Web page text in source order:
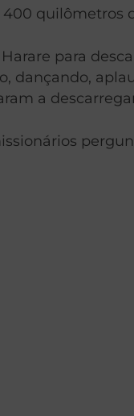
quilômetros
para
dançando,
a